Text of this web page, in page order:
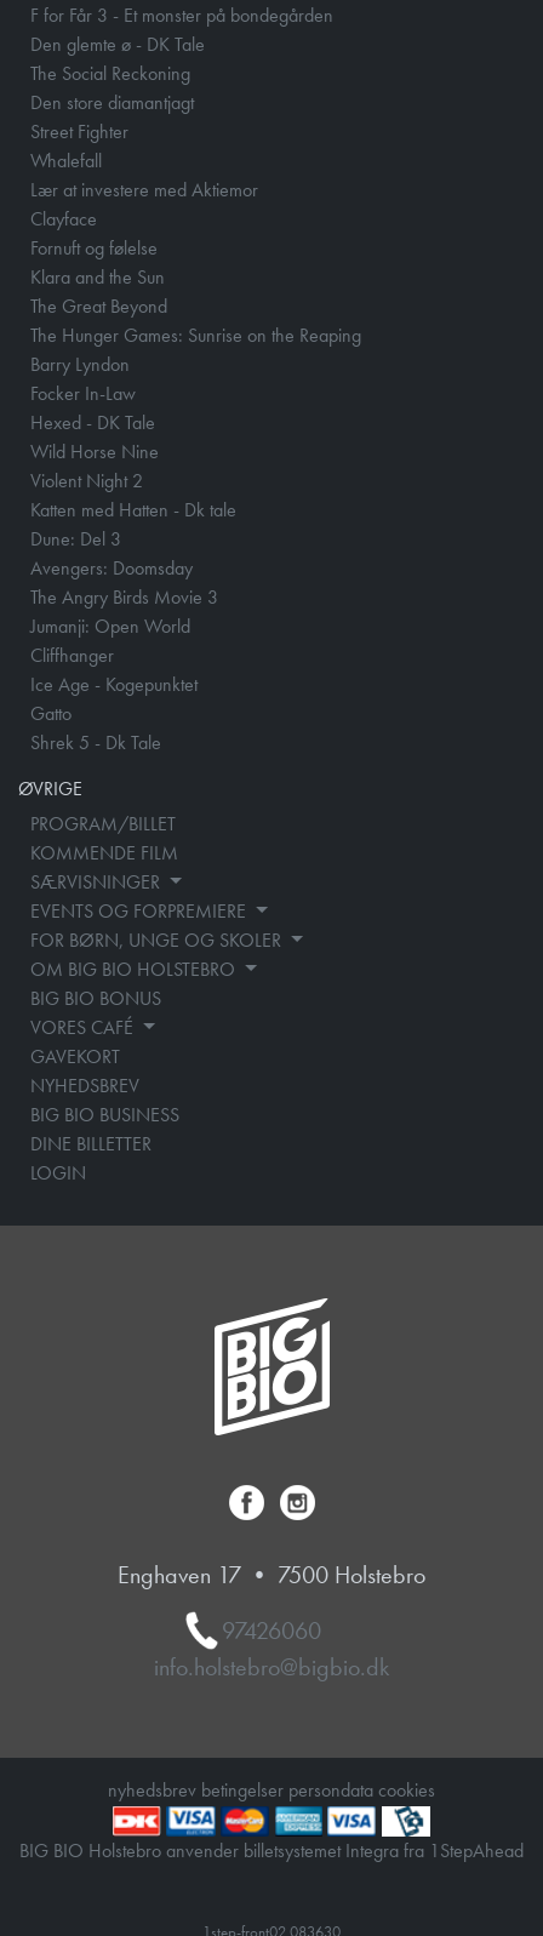
F for Får 3 - Et monster på bondegården
Den glemte ø - DK Tale
The Social Reckoning
Den store diamantjagt
Street Fighter
Whalefall
Lær at investere med Aktiemor
Clayface
Fornuft og følelse
Klara and the Sun
The Great Beyond
The Hunger Games: Sunrise on the Reaping
Barry Lyndon
Focker In-Law
Hexed - DK Tale
Wild Horse Nine
Violent Night 2
Katten med Hatten - Dk tale
Dune: Del 3
Avengers: Doomsday
The Angry Birds Movie 3
Jumanji: Open World
Cliffhanger
Ice Age - Kogepunktet
Gatto
Shrek 5 - Dk Tale
ØVRIGE
PROGRAM/BILLET
KOMMENDE FILM
SÆRVISNINGER
EVENTS OG FORPREMIERE
FOR BØRN, UNGE OG SKOLER
OM BIG BIO HOLSTEBRO
BIG BIO BONUS
VORES CAFÉ
GAVEKORT
NYHEDSBREV
BIG BIO BUSINESS
DINE BILLETTER
LOGIN
Enghaven 17 • 7500 Holstebro
97426060
info.holstebro@bigbio.dk
nyhedsbrev betingelser persondatacookies
BIG BIO Holstebro anvender billetsystemet Integrafra 1StepAhead